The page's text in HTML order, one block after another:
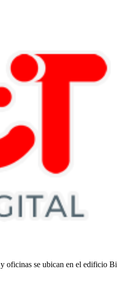
oficinas se ubican en el edificio